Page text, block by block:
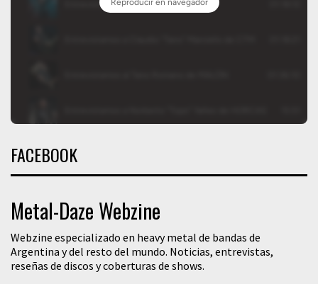
FACEBOOK
Metal-Daze Webzine
Webzine especializado en heavy metal de bandas de
Argentina y del resto del mundo. Noticias, entrevistas,
reseñas de discos y coberturas de shows.